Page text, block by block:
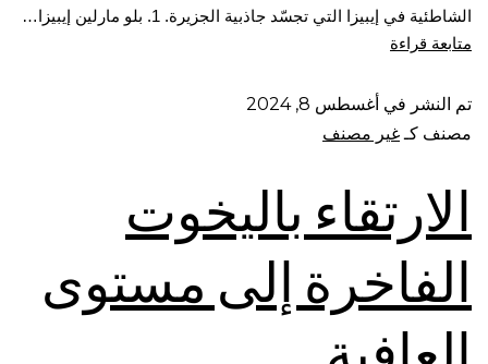
الشاطئية في إيبيزا التي تجسّد جاذبية الجزيرة. 1. بلو مارلين إيبيزا…
متابعة قراءة
تم النشر في أغسطس 8, 2024
مصنف كـغير مصنف
الارتقاء باليخوت
الفاخرة إلى مستوى